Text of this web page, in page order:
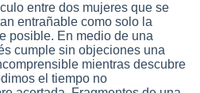
entre dos mujeres que se
entrañable como solo la
posible. En medio de una
cumple sin objeciones una
mientras descubre
el tiempo no